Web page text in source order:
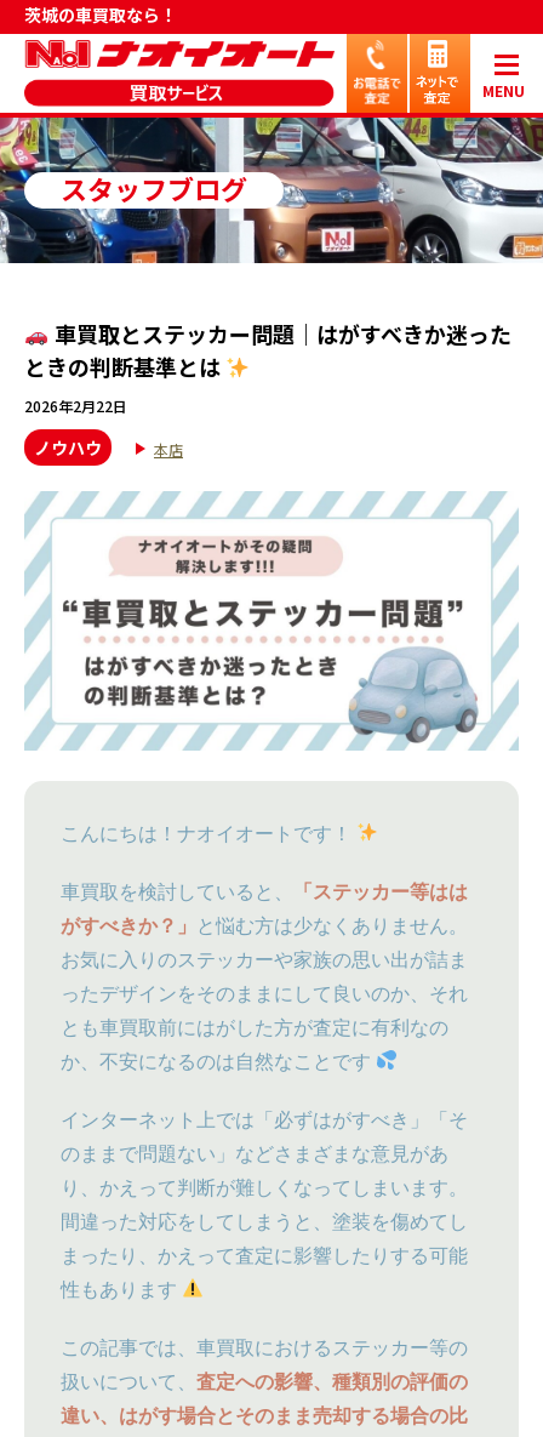
茨城の車買取なら！
MENU
スタッフブログ
車買取とステッカー問題｜はがすべきか迷った
ときの判断基準とは
2026年2月22日
ノウハウ 本店
こんにちは！ナオイオートです！
車買取を検討していると、
「ステッカー等はは
がすべきか？」
と悩む方は少なくありません。
お気に入りのステッカーや家族の思い出が詰ま
ったデザインをそのままにして良いのか、それ
とも車買取前にはがした方が査定に有利なの
か、不安になるのは自然なことです
インターネット上では「必ずはがすべき」「そ
のままで問題ない」などさまざまな意見があ
り、かえって判断が難しくなってしまいます。
間違った対応をしてしまうと、塗装を傷めてし
まったり、かえって査定に影響したりする可能
性もあります
この記事では、車買取におけるステッカー等の
扱いについて、 査定への影響、種類別の評価の
違い、はがす場合とそのまま売却する場合の比